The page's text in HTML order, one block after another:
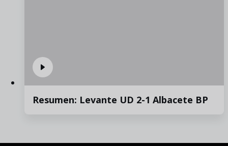
Resumen: Levante UD 2-1 Albacete BP